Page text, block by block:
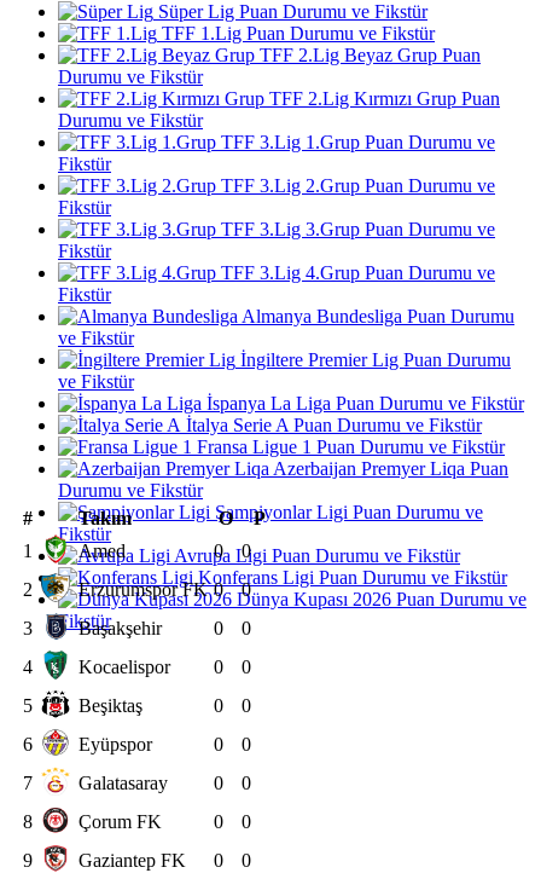
Süper Lig Puan Durumu ve Fikstür
TFF 1.Lig Puan Durumu ve Fikstür
TFF 2.Lig Beyaz Grup Puan
Durumu ve Fikstür
TFF 2.Lig Kırmızı Grup Puan
Durumu ve Fikstür
TFF 3.Lig 1.Grup Puan Durumu ve
Fikstür
TFF 3.Lig 2.Grup Puan Durumu ve
Fikstür
TFF 3.Lig 3.Grup Puan Durumu ve
Fikstür
TFF 3.Lig 4.Grup Puan Durumu ve
Fikstür
Almanya Bundesliga Puan Durumu
ve Fikstür
İngiltere Premier Lig Puan Durumu
ve Fikstür
İspanya La Liga Puan Durumu ve Fikstür
İtalya Serie A Puan Durumu ve Fikstür
Fransa Ligue 1 Puan Durumu ve Fikstür
Azerbaijan Premyer Liqa Puan
Durumu ve Fikstür
Şampiyonlar Ligi Puan Durumu ve
Fikstür
Avrupa Ligi Puan Durumu ve Fikstür
Konferans Ligi Puan Durumu ve Fikstür
Dünya Kupası 2026 Puan Durumu ve
Fikstür
# Takım O
P
1
Amed 0
0
2
Erzurumspor FK 0
0
3
Başakşehir 0
0
4
Kocaelispor 0
0
5
Beşiktaş 0
0
6
Eyüpspor 0
0
7
Galatasaray 0
0
8
Çorum FK 0
0
9
Gaziantep FK 0 0